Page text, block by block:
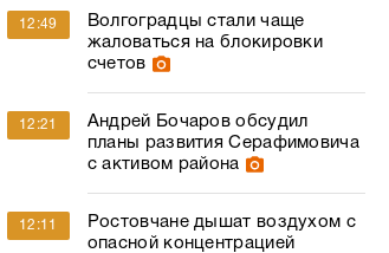
12:49
Волгоградцы стали чаще
жаловаться на блокировки
счетов
12:21
Андрей Бочаров обсудил
планы развития Серафимовича
с активом района
12:11
Ростовчане дышат воздухом с
опасной концентрацией